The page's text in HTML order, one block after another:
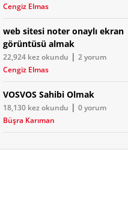
Cengiz Elmas
web sitesi noter onaylı ekran
görüntüsü almak
22,924 kez okundu | 2 yorum
Cengiz Elmas
VOSVOS Sahibi Olmak
18,130 kez okundu | 0 yorum
Büşra Karıman